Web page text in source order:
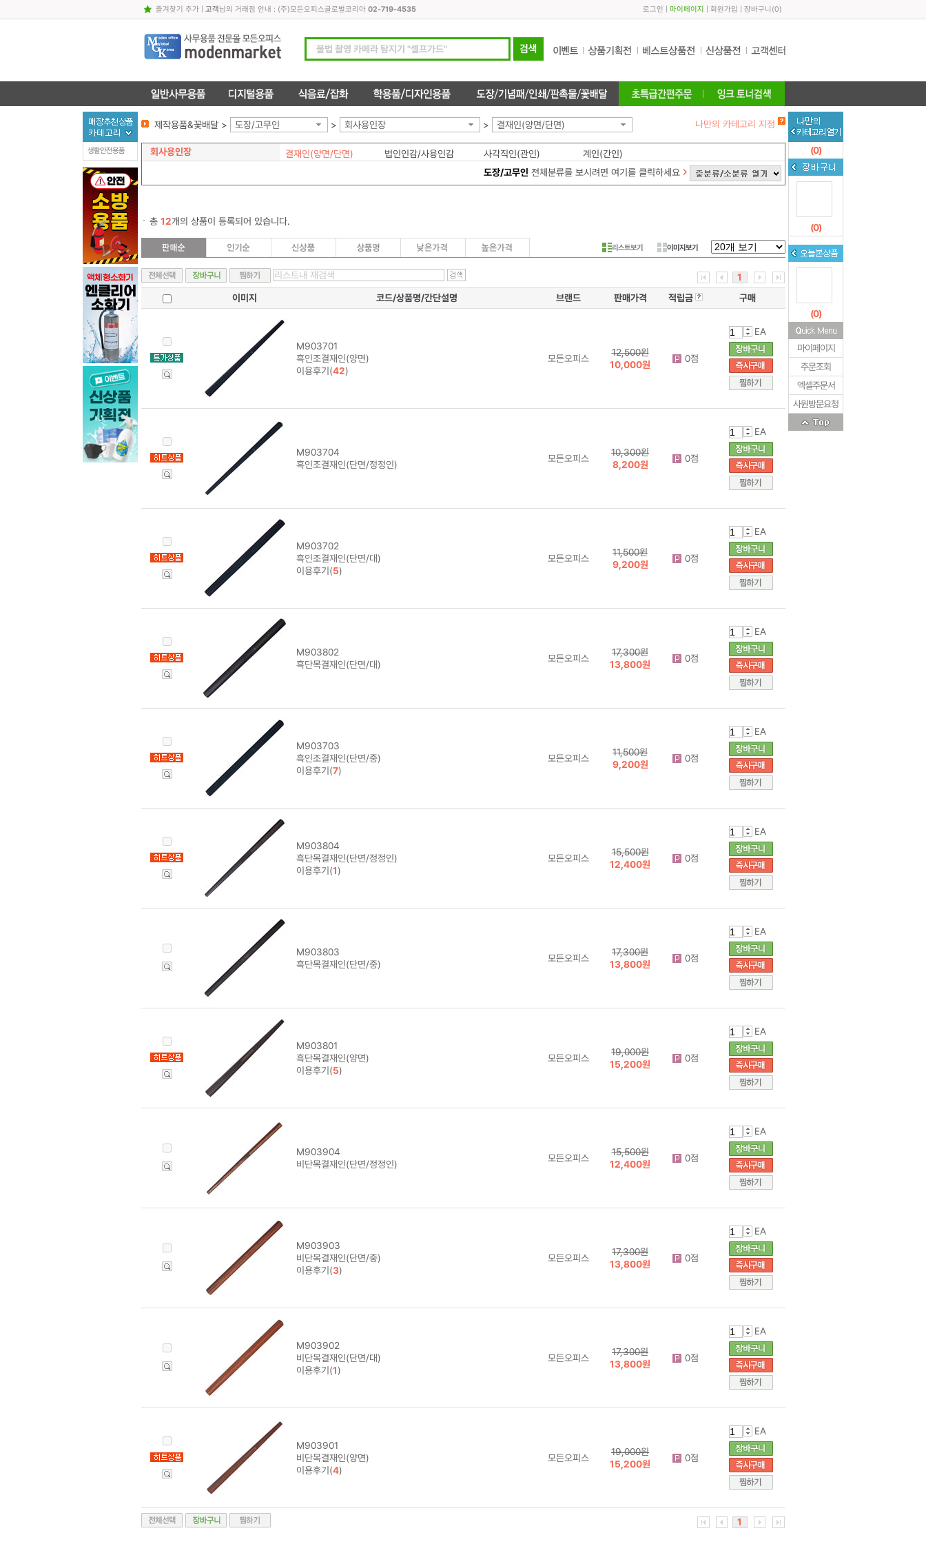
즐겨찾기 추가| 고객님의 거래점 안내 : (주)모든오피스글로벌코리아 02-719-4535 로그인 마이페이지 회원가입 장바구니 (0)
제작용품&꽃배달 > 도장/고무인 > 회사용인장 > 결재인(양면/단면) 나만의 카테고리 지정
회사용인장 결재인(양면/단면) 법인인감/사용인감 사각직인(관인)
계인(간인)
도장/고무인 전체분류를 보시려면 여기를 클릭하세요
총 12개의 상품이 등록되어 있습니다.
리스트보기 이미지보기
1
이미지
코드/상품명/간단설명 브랜드 판매가격 적립금 구매
M903701
흑인조결재인(양면)
이용후기(42)
모든오피스
12,500원
10,000원
0점
EA
M903704
흑인조결재인(단면/정정인)
모든오피스
10,300원
8,200원
0점
EA
M903702
흑인조결재인(단면/대)
이용후기(5)
모든오피스
11,500원
9,200원
0점
EA
M903802
흑단목결재인(단면/대)
모든오피스
17,300원
13,800원
0점
EA
M903703
흑인조결재인(단면/중)
이용후기(7)
모든오피스
11,500원
9,200원
0점
EA
M903804
흑단목결재인(단면/정정인)
이용후기(1)
모든오피스
15,500원
12,400원
0점
EA
M903803
흑단목결재인(단면/중)
모든오피스
17,300원
13,800원
0점
EA
M903801
흑단목결재인(양면)
이용후기(5)
모든오피스
19,000원
15,200원
0점
EA
M903904
비단목결재인(단면/정정인)
모든오피스
15,500원
12,400원
0점
EA
M903903
비단목결재인(단면/중)
이용후기(3)
모든오피스
17,300원
13,800원
0점
EA
M903902
비단목결재인(단면/대)
이용후기(1)
모든오피스
17,300원
13,800원
0점
EA
M903901
비단목결재인(양면)
이용후기(4)
모든오피스
19,000원
15,200원
0점
EA
1
생활안전용품 (0)
(0)
(0)
마이페이지
주문조회
엑셀주문서
사원방문요청